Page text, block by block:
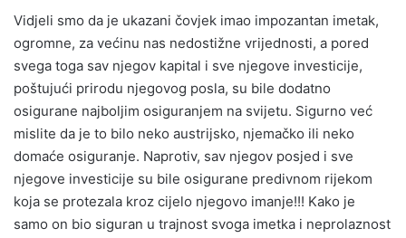
Vidjeli smo da je ukazani čovjek imao impozantan imetak,
ogromne, za većinu nas nedostižne vrijednosti, a pored
svega toga sav njegov kapital i sve njegove investicije,
poštujući prirodu njegovog posla, su bile dodatno
osigurane najboljim osiguranjem na svijetu. Sigurno već
mislite da je to bilo neko austrijsko, njemačko ili neko
domaće osiguranje. Naprotiv, sav njegov posjed i sve
njegove investicije su bile osigurane predivnom rijekom
koja se protezala kroz cijelo njegovo imanje!!! Kako je
samo on bio siguran u trajnost svoga imetka i neprolaznost